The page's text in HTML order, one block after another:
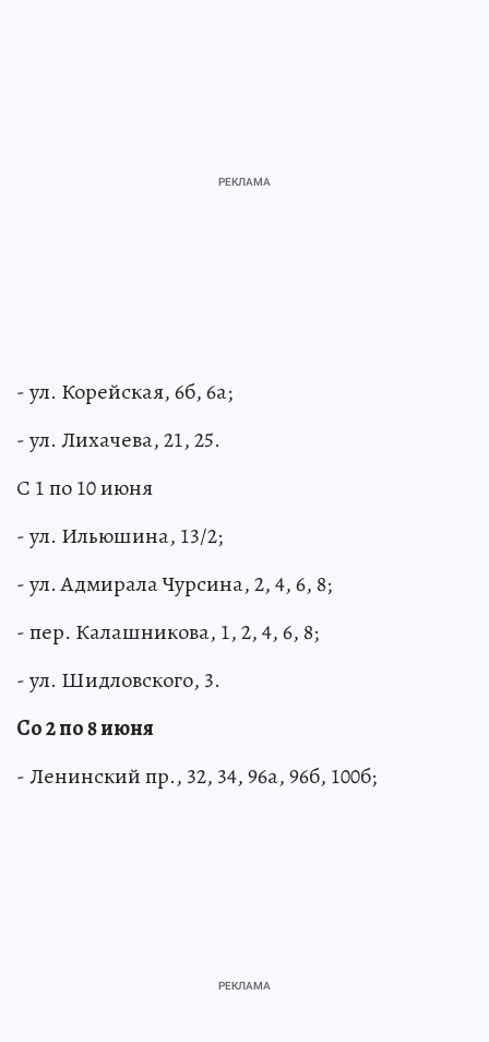
- ул. Корейская, 6б, 6а;
- ул. Лихачева, 21, 25.
С 1 по 10 июня
- ул. Ильюшина, 13/2;
- ул. Адмирала Чурсина, 2, 4, 6, 8;
- пер. Калашникова, 1, 2, 4, 6, 8;
- ул. Шидловского, 3.
Со 2 по 8 июня